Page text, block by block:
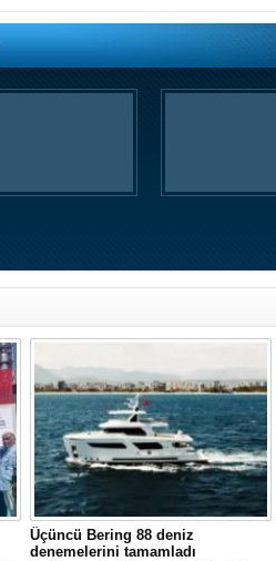
Üçüncü Bering 88 deniz
denemelerini tamamladı